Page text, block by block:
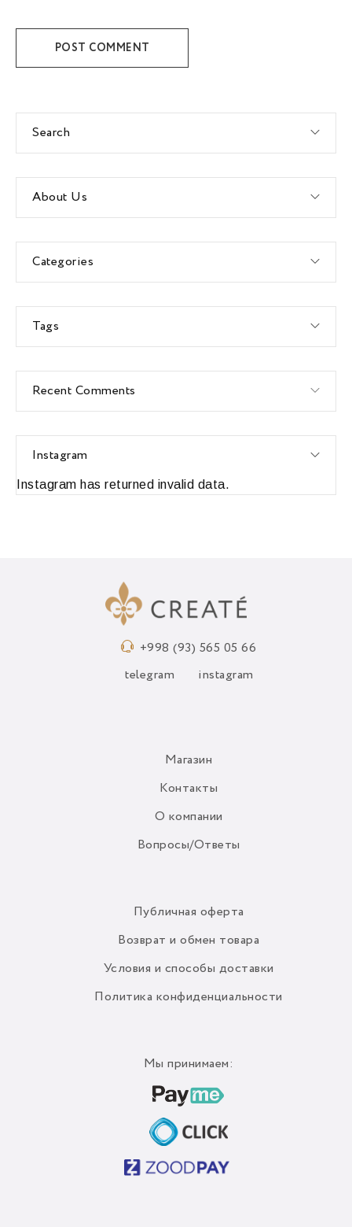
POST COMMENT
Search
About Us
Categories
Tags
Recent Comments
Instagram
Instagram has returned invalid data.
+998 (93) 565 05 66
telegram instagram
Магазин
Контакты
О компании
Вопросы/Ответы
Публичная оферта
Возврат и обмен товара
Условия и способы доставки
Политика конфиденциальности
Мы принимаем: